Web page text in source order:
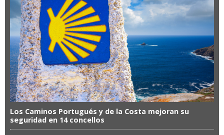
Los Caminos Portugués y de la Costa mejoran su
seguridad en 14 concellos